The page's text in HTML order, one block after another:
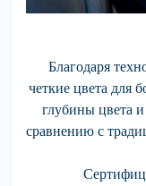
Благодаря
четкие цвета для
глубины цвета
сравнению с